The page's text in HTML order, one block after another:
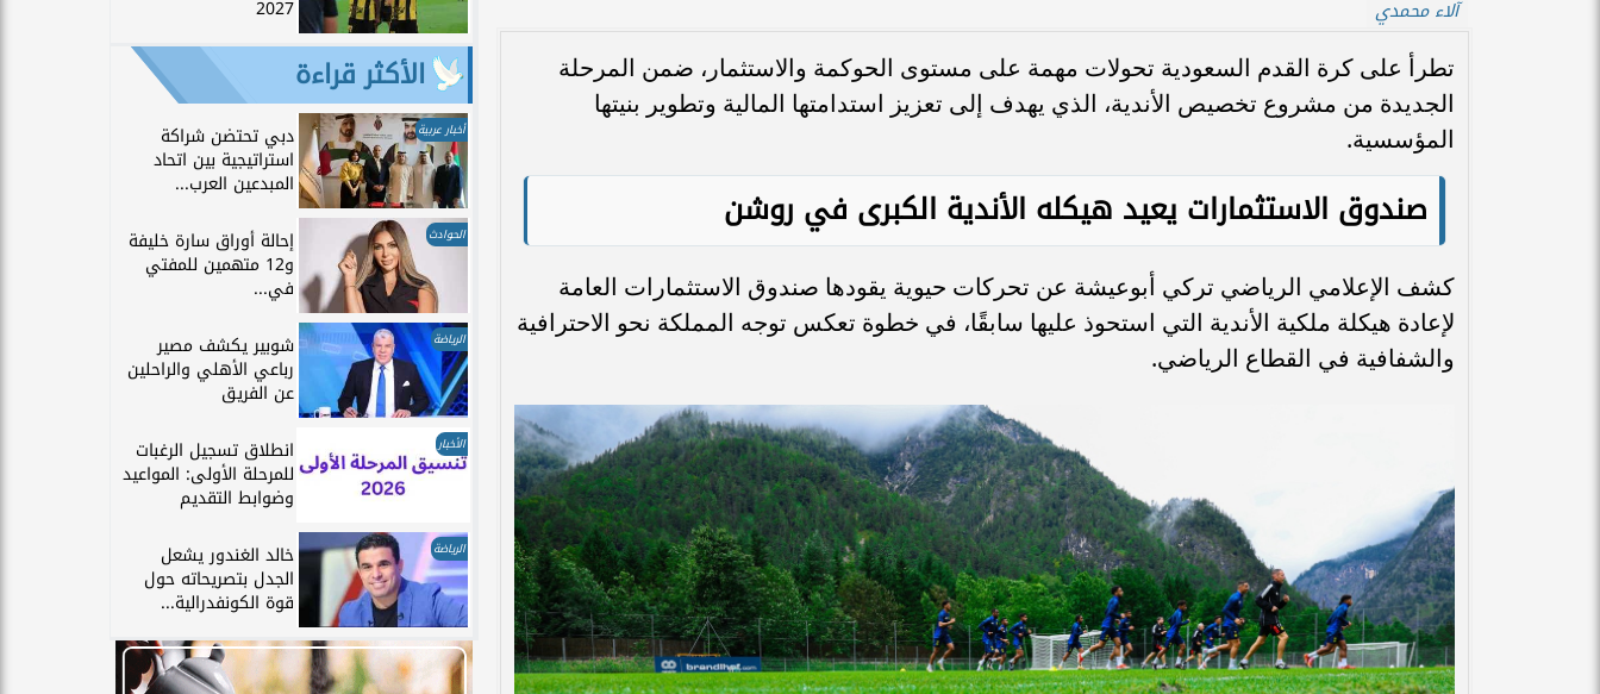
آلاء محمدي
تطرأ على كرة القدم السعودية تحولات مهمة على مستوى الحوكمة والاستثمار، ضمن المرحلة
الجديدة من مشروع تخصيص الأندية، الذي يهدف إلى تعزيز استدامتها المالية وتطوير بنيتها
المؤسسية.
صندوق الاستثمارات يعيد هيكله الأندية الكبرى في روشن
كشف الإعلامي الرياضي تركي أبوعيشة عن تحركات حيوية يقودها صندوق الاستثمارات العامة
لإعادة هيكلة ملكية الأندية التي استحوذ عليها سابقًا، في خطوة تعكس توجه المملكة نحو الاحترافية
والشفافية في القطاع الرياضي.
2027
الأكثر قراءة
أخبار عربية دبي تحتضن شراكة
استراتيجية بين اتحاد
المبدعين العرب...
الحوادث إحالة أوراق سارة خليفة
و12 متهمين للمفتي
في...
الرياضة شوبير يكشف مصير
رباعي الأهلي والراحلين
عن الفريق
الأخبار انطلاق تسجيل الرغبات
للمرحلة الأولى: المواعيد
وضوابط التقديم
الرياضة خالد الغندور يشعل
الجدل بتصريحاته حول
قوة الكونفدرالية...